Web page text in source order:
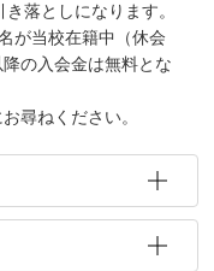
落としになります。
が当校在籍中（休会
の入会金は無料とな
尋ねください。